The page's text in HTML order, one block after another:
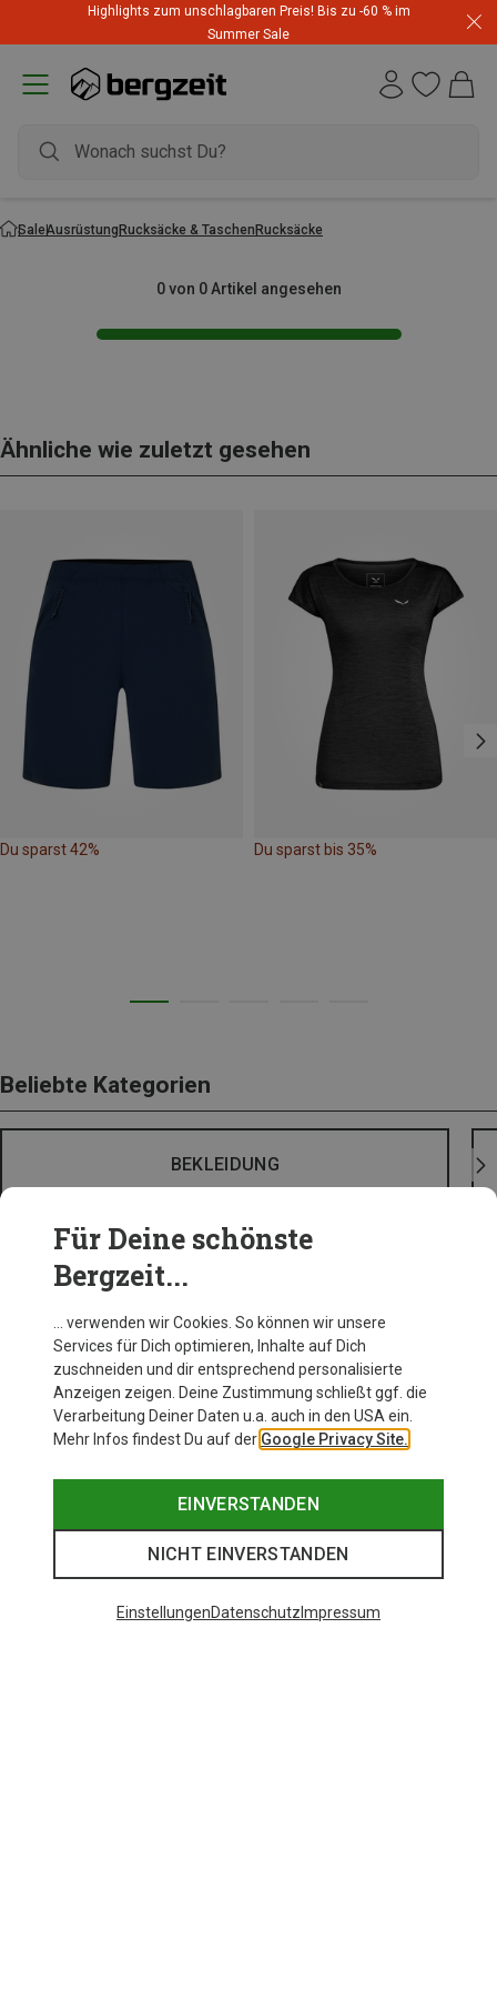
Highlights zum unschlagbaren Preis! Bis zu -60 % im
Summer Sale
SaleAusrüstungRucksäcke & TaschenRucksäcke
0 von 0 Artikel angesehen
Ähnliche wie zuletzt gesehen
Du sparst 42% Du sparst bis 35%
Beliebte Kategorien
BEKLEIDUNG
Für Deine schönste
Bergzeit...
… verwenden wir Cookies. So können wir unsere
Services für Dich optimieren, Inhalte auf Dich
zuschneiden und dir entsprechend personalisierte
Anzeigen zeigen. Deine Zustimmung schließt ggf. die
Verarbeitung Deiner Daten u.a. auch in den USA ein.
Mehr Infos findest Du auf der Google Privacy Site.
EINVERSTANDEN
NICHT EINVERSTANDEN
EinstellungenDatenschutz Impressum